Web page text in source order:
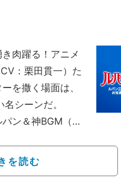
肉躍る！アニメ
：栗田貫一）た
を撒く場面は、
シーンだ。
ン＆神BGM（41
の大泥棒・ルパ
・パンチ氏によ
を読む